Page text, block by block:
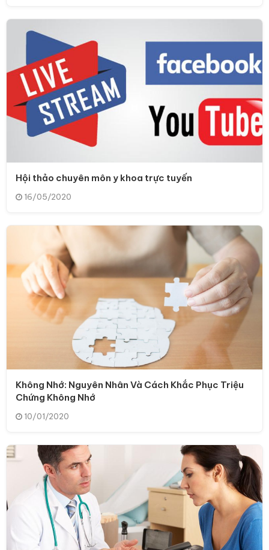
Hội thảo chuyên môn y khoa trực tuyến
16/05/2020
Không Nhớ: Nguyên Nhân Và Cách Khắc Phục Triệu
Chứng Không Nhớ
10/01/2020